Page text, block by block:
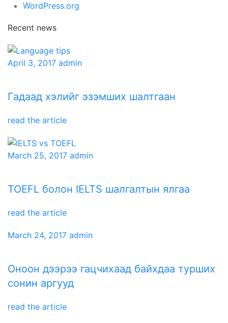
WordPress.org
Recent news
April 3, 2017 admin
Гадаад хэлийг эзэмших шалтгаан
read the article
March 25, 2017 admin
TOEFL болон IELTS шалгалтын ялгаа
read the article
March 24, 2017 admin
Оноон дээрээ гацчихаад байхдаа турших
сонин аргууд
read the article